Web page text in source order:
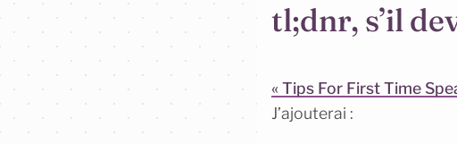
tl;dnr, s’il
« Tips For First Time
J’ajouterai :